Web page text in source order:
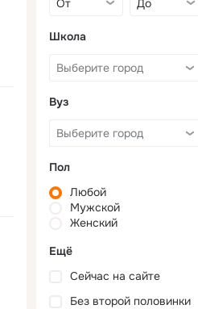
Школа
Вуз
Пол
Любой
Мужской
Женский
Ещё
Сейчас на сайте
Без второй половинки